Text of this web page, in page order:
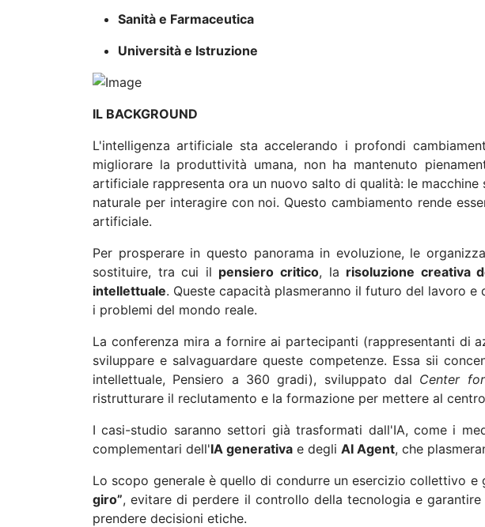
Sanità e Farmaceutica
Università e Istruzione
IL BACKGROUND
L'intelligenza artificiale sta accelerando i profondi
migliorare la produttività umana, non ha mantenuto
artificiale rappresenta ora un nuovo salto di qualità: le
naturale per interagire con noi. Questo cambiamento rende
artificiale.
Per prosperare in questo panorama in evoluzione, le
sostituire, tra cui il pensiero critico, la risoluzione creativa
intellettuale. Queste capacità plasmeranno il futuro del lavoro
i problemi del mondo reale.
La conferenza mira a fornire ai partecipanti (rappresentanti di
sviluppare e salvaguardare queste competenze. Essa sii
intellettuale, Pensiero a 360 gradi), sviluppato dal Center
ristrutturare il reclutamento e la formazione per mettere al
I casi-studio saranno settori già trasformati dall'IA, come i
complementari dell'IA generativa e degli AI Agent, che
Lo scopo generale è quello di condurre un esercizio collettivo e
giro”, evitare di perdere il controllo della tecnologia e
prendere decisioni etiche.